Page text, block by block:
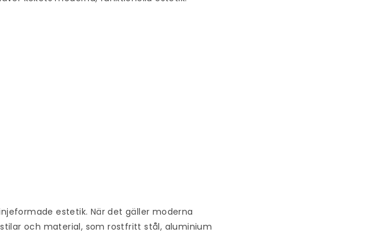
estetik. När det gäller moderna
och material, som rostfritt stål, aluminium